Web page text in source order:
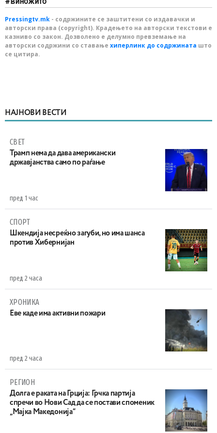
Pressingtv.mk - содржините се заштитени со издавачки и
авторски права (copyright). Крадењето на авторски текстови е
казниво со закон. Дозволено е делумно превземање на
авторски содржини со ставање хиперлинк до содржината што
се цитира.
НАЈНОВИ ВЕСТИ
СВЕТ
Трамп нема да дава американски
државјанства само по раѓање
пред 1 час
СПОРТ
Шкендија несреќно загуби, но има шанса
против Хибернијан
пред 2 часа
ХРОНИКА
Eве каде има активни пожари
пред 2 часа
РЕГИОН
Долга е раката на Грција: Грчка партија
спречи во Нови Сад да се постави споменик
„Мајка Македонија“